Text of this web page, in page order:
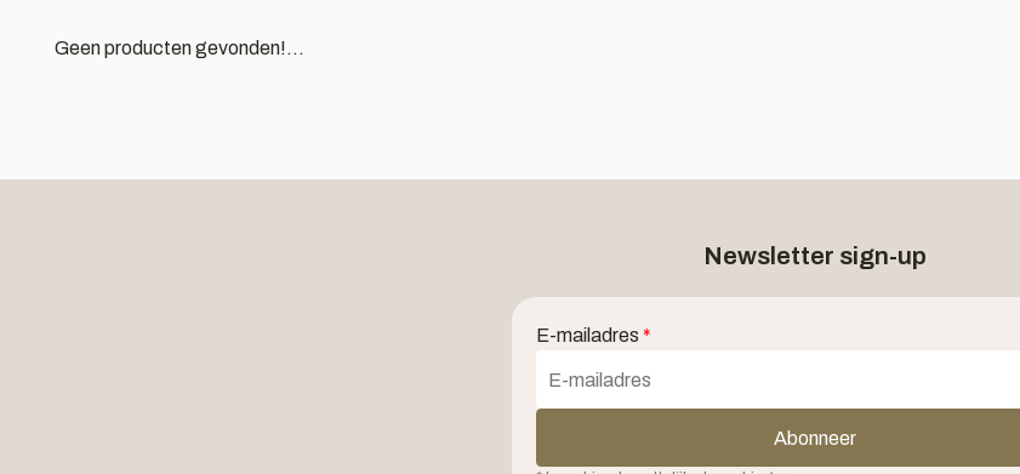
Geen producten gevonden!...
Newsletter sign-up
E-mailadres *
Abonneer